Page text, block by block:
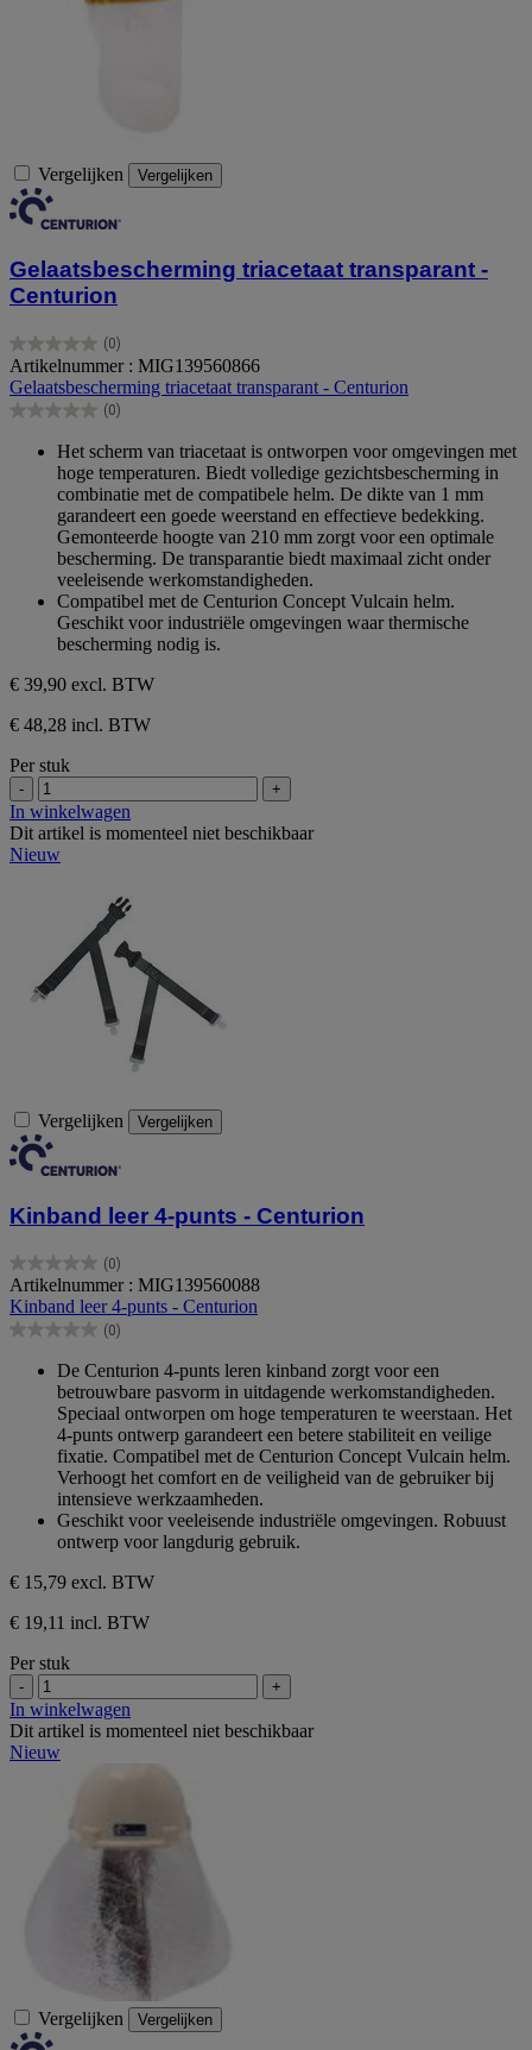
Vergelijken Vergelijken
Gelaatsbescherming triacetaat transparant -
Centurion
(0)
0.0
van
de
5
Artikelnummer : MIG139560866
Gelaatsbescherming triacetaat transparant - Centurion
(0)
0.0
sterren.
Het scherm van triacetaat is ontworpen voor omgevingen met
hoge temperaturen. Biedt volledige gezichtsbescherming in
combinatie met de compatibele helm. De dikte van 1 mm
garandeert een goede weerstand en effectieve bedekking.
Gemonteerde hoogte van 210 mm zorgt voor een optimale
bescherming. De transparantie biedt maximaal zicht onder
veeleisende werkomstandigheden.
Compatibel met de Centurion Concept Vulcain helm.
Geschikt voor industriële omgevingen waar thermische
bescherming nodig is.
€ 39,90 excl. BTW
€ 48,28 incl. BTW
Per stuk
- +
In winkelwagen
Dit artikel is momenteel niet beschikbaar
Nieuw
Vergelijken Vergelijken
Kinband leer 4-punts - Centurion
(0)
0.0
van
de
5
Artikelnummer : MIG139560088
Kinband leer 4-punts - Centurion
(0)
0.0
sterren.
De Centurion 4-punts leren kinband zorgt voor een
betrouwbare pasvorm in uitdagende werkomstandigheden.
Speciaal ontworpen om hoge temperaturen te weerstaan. Het
4-punts ontwerp garandeert een betere stabiliteit en veilige
fixatie. Compatibel met de Centurion Concept Vulcain helm.
Verhoogt het comfort en de veiligheid van de gebruiker bij
intensieve werkzaamheden.
Geschikt voor veeleisende industriële omgevingen. Robuust
ontwerp voor langdurig gebruik.
€ 15,79 excl. BTW
€ 19,11 incl. BTW
Per stuk
- +
In winkelwagen
Dit artikel is momenteel niet beschikbaar
Nieuw
Vergelijken Vergelijken